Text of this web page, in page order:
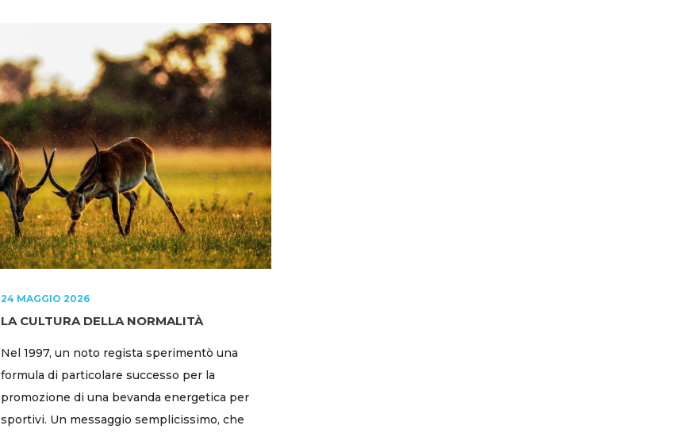
24 MAGGIO 2026
LA CULTURA DELLA NORMALITÀ
Nel 1997, un noto regista sperimentò una
formula di particolare successo per la
promozione di una bevanda energetica per
sportivi. Un messaggio semplicissimo, che